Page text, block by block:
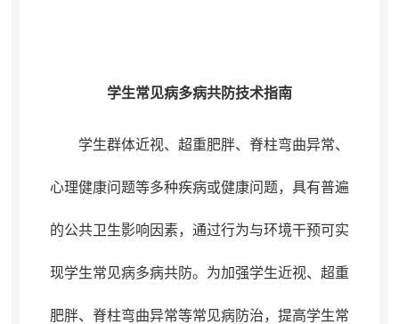
学生常见病多病共防技术指南
学生群体近视、 超重肥胖、脊柱弯曲异常、
心理健康问题等多种疾病或健康问题，具有普遍
的公共卫生影响因素， 通过行为与环境干预可实
现学生常见病多病共防。为加强学生近视、超重
肥胖、 脊柱弯曲异常等常见病防治，提高学生常